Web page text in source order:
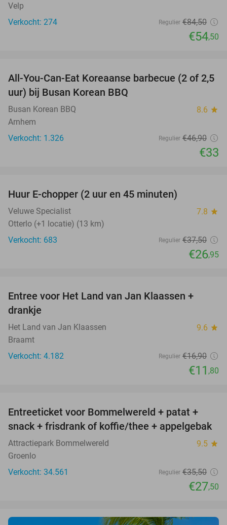
Velp
Verkocht: 274
Regulier €84,50
€54,50
30%
All-You-Can-Eat Koreaanse barbecue (2 of 2,5
uur) bij Busan Korean BBQ
Busan Korean BBQ 8.6 star
Arnhem
Verkocht: 1.326
Regulier €46,90
€33
Huur E-chopper (2 uur en 45 minuten)
Veluwe Specialist 7.8 star
Otterlo (+1 locatie) (13 km)
Verkocht: 683
Regulier €37,50
€26,95
Entree voor Het Land van Jan Klaassen +
drankje
Het Land van Jan Klaassen 9.6 star
Braamt
Verkocht: 4.182
Regulier €16,90
€11 ,80
23%
Entreeticket voor Bommelwereld + patat +
snack + frisdrank of koffie/thee + appelgebak
Attractiepark Bommelwereld 9.5 star
Groenlo
Verkocht: 34.561
Regulier €35,50
€27,50